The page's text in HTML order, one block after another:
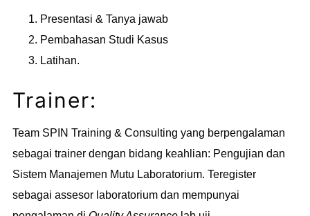
Presentasi & Tanya jawab
Pembahasan Studi Kasus
Latihan.
Trainer:
Team SPIN Training & Consulting yang berpengalaman
sebagai trainer dengan bidang keahlian: Pengujian dan
Sistem Manajemen Mutu Laboratorium. Teregister
sebagai assesor laboratorium dan mempunyai